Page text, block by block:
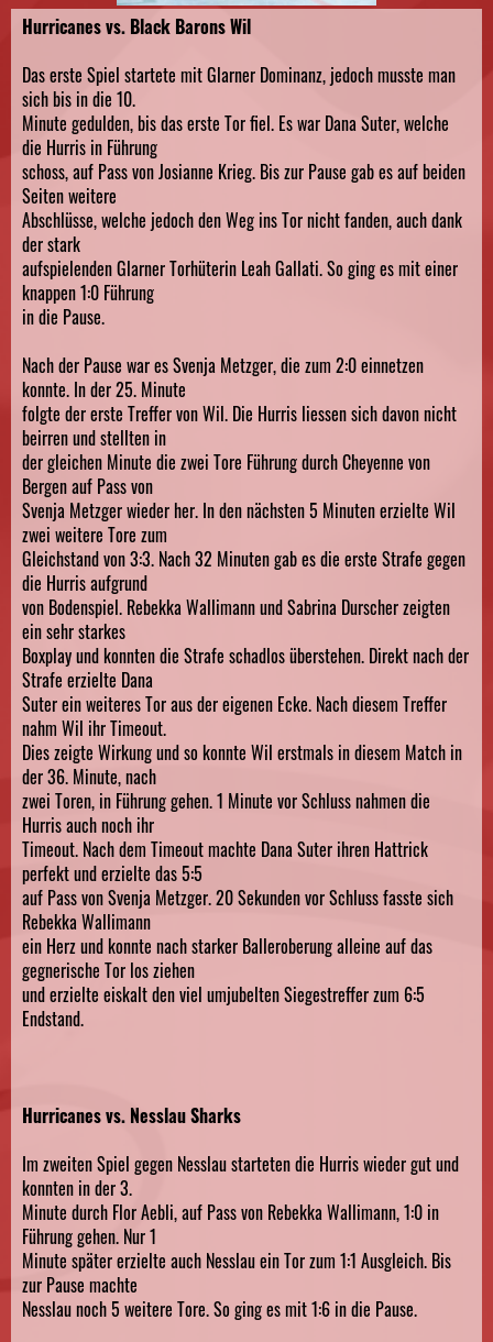
Hurricanes vs. Black Barons Wil
Das erste Spiel startete mit Glarner Dominanz, jedoch musste man
sich bis in die 10.
Minute gedulden, bis das erste Tor fiel. Es war Dana Suter, welche
die Hurris in Führung
schoss, auf Pass von Josianne Krieg. Bis zur Pause gab es auf beiden
Seiten weitere
Abschlüsse, welche jedoch den Weg ins Tor nicht fanden, auch dank
der stark
aufspielenden Glarner Torhüterin Leah Gallati. So ging es mit einer
knappen 1:0 Führung
in die Pause.
Nach der Pause war es Svenja Metzger, die zum 2:0 einnetzen
konnte. In der 25. Minute
folgte der erste Treffer von Wil. Die Hurris liessen sich davon nicht
beirren und stellten in
der gleichen Minute die zwei Tore Führung durch Cheyenne von
Bergen auf Pass von
Svenja Metzger wieder her. In den nächsten 5 Minuten erzielte Wil
zwei weitere Tore zum
Gleichstand von 3:3. Nach 32 Minuten gab es die erste Strafe gegen
die Hurris aufgrund
von Bodenspiel. Rebekka Wallimann und Sabrina Durscher zeigten
ein sehr starkes
Boxplay und konnten die Strafe schadlos überstehen. Direkt nach der
Strafe erzielte Dana
Suter ein weiteres Tor aus der eigenen Ecke. Nach diesem Treffer
nahm Wil ihr Timeout.
Dies zeigte Wirkung und so konnte Wil erstmals in diesem Match in
der 36. Minute, nach
zwei Toren, in Führung gehen. 1 Minute vor Schluss nahmen die
Hurris auch noch ihr
Timeout. Nach dem Timeout machte Dana Suter ihren Hattrick
perfekt und erzielte das 5:5
auf Pass von Svenja Metzger. 20 Sekunden vor Schluss fasste sich
Rebekka Wallimann
ein Herz und konnte nach starker Balleroberung alleine auf das
gegnerische Tor los ziehen
und erzielte eiskalt den viel umjubelten Siegestreffer zum 6:5
Endstand.
Hurricanes vs. Nesslau Sharks
Im zweiten Spiel gegen Nesslau starteten die Hurris wieder gut und
konnten in der 3.
Minute durch Flor Aebli, auf Pass von Rebekka Wallimann, 1:0 in
Führung gehen. Nur 1
Minute später erzielte auch Nesslau ein Tor zum 1:1 Ausgleich. Bis
zur Pause machte
Nesslau noch 5 weitere Tore. So ging es mit 1:6 in die Pause.